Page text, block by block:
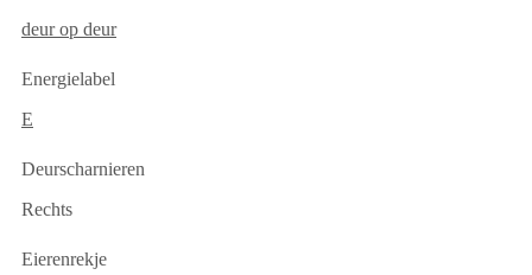
deur op deur
Energielabel
E
Deurscharnieren
Rechts
Eierenrekje